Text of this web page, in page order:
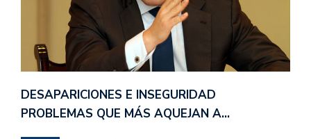
DESAPARICIONES E INSEGURIDAD
PROBLEMAS QUE MÁS AQUEJAN A…